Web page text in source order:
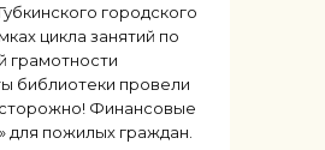
городского
цикла занятий по
грамотности
библиотеки провели
Финансовые
для пожилых граждан.